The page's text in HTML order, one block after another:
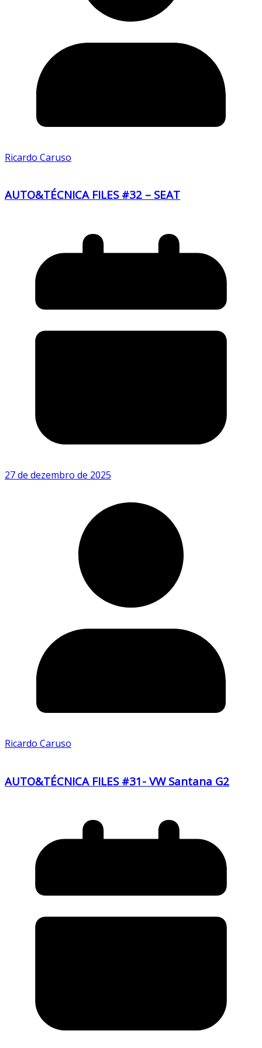
Ricardo Caruso
AUTO&TÉCNICA FILES #32 – SEAT
27 de dezembro de 2025
Ricardo Caruso
AUTO&TÉCNICA FILES #31- VW Santana G2